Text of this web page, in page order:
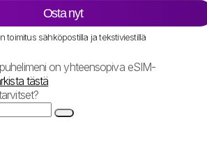
Osta nyt
toimitus sähköpostilla ja tekstiviestillä
on yhteensopiva eSIM-
tästä